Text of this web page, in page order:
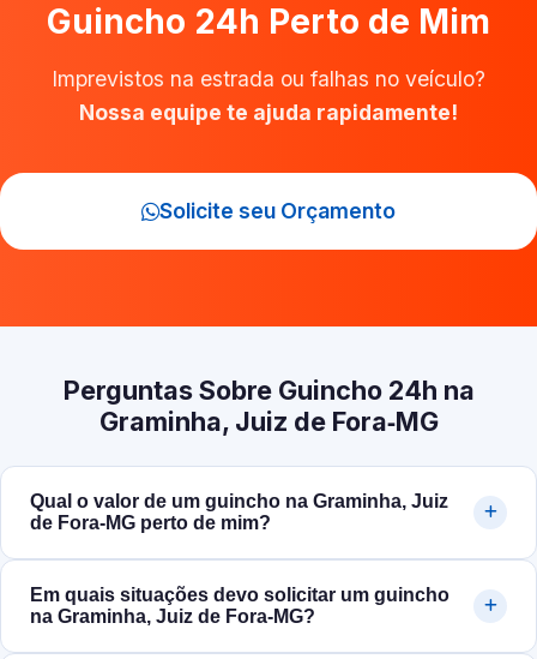
Guincho 24h Perto de Mim
Imprevistos na estrada ou falhas no veículo?
Nossa equipe te ajuda rapidamente!
Solicite seu Orçamento
Perguntas Sobre Guincho 24h na
Graminha, Juiz de Fora‑MG
Qual o valor de um guincho na Graminha, Juiz
de Fora‑MG perto de mim?
Em quais situações devo solicitar um guincho
na Graminha, Juiz de Fora‑MG?